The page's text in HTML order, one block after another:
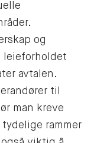
og
leieforholdet
avtalen.
til
man kreve
rammer